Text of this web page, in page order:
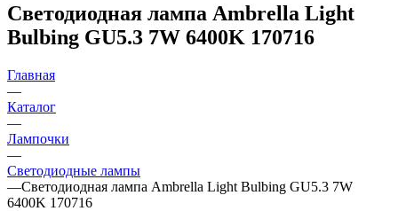
Светодиодная лампа Ambrella Light
Bulbing GU5.3 7W 6400K 170716
Главная
—
Каталог
—
Лампочки
—
Светодиодные лампы
—Светодиодная лампа Ambrella Light Bulbing GU5.3 7W
6400K 170716